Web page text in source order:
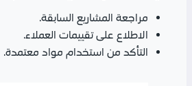
مراجعة المشاريع السابقة.
الاطلاع على تقييمات العملاء.
التأكد من استخدام مواد معتمدة.